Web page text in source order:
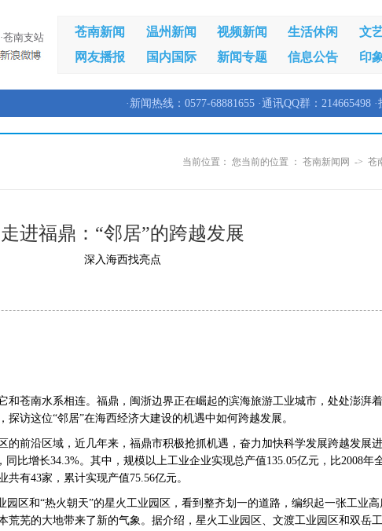
苍南支站 苍南新闻 温州新闻 视频新闻 生活休闲 文
网友播报
国内国际 新闻专题 信息公告 印
·新闻热线：0577-68881655 ·通讯QQ群：214665498
当前位置： 您当前的位置 ： 苍南新闻网 -> 苍
走进福鼎：“邻居”的跨越发展
深入海西找亮点
和苍南水系相连。福鼎，闽浙边界正在崛起的滨海旅游工业城市，处处澎湃
访这位“邻居”在海西经济大建设的机遇中如何跨越发展。
的前沿区域，近几年来，福鼎市积极抢抓机遇，奋力加快科学发展跨越发展进
比增长34.3%。其中，规模以上工业企业实现总产值135.05亿元，比2008年
有43家，累计实现产值75.56亿元。
区和“热火朝天”的星火工业园区，看到整齐划一的道路，编织起一张工业高
荒芜的大地带来了新的气象。据介绍，星火工业园区、文渡工业园区和双岳